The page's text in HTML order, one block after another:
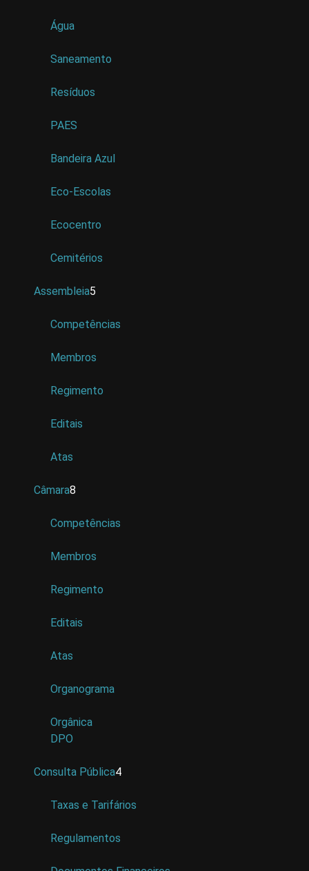
Água
Saneamento
Resíduos
PAES
Bandeira Azul
Eco-Escolas
Ecocentro
Cemitérios
Assembleia5
Competências
Membros
Regimento
Editais
Atas
Câmara8
Competências
Membros
Regimento
Editais
Atas
Organograma
Orgânica
DPO
Consulta Pública4
Taxas e Tarifários
Regulamentos